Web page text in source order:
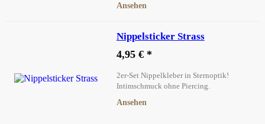
verwendbar und ideal für besondere Momente!
Ansehen
Nippelsticker Strass
4,95 € *
2er-Set Nippelkleber in Sternoptik!
Intimschmuck ohne Piercing.
Ansehen